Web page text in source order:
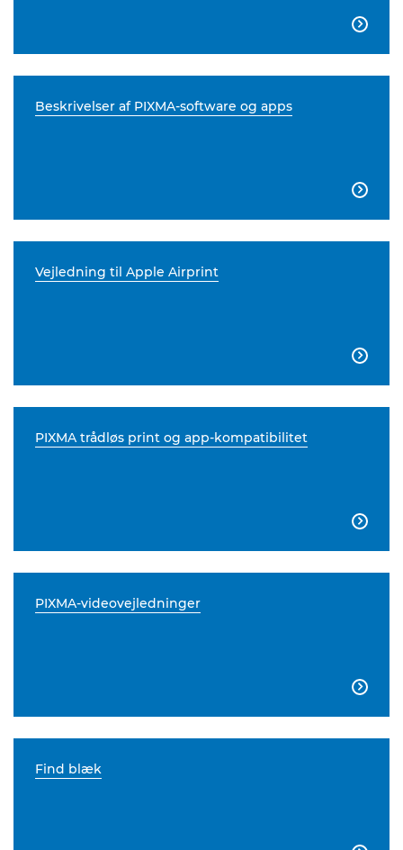

Beskrivelser af PIXMA-software og apps

Vejledning til Apple Airprint

PIXMA trådløs print og app-kompatibilitet

PIXMA-videovejledninger

Find blæk